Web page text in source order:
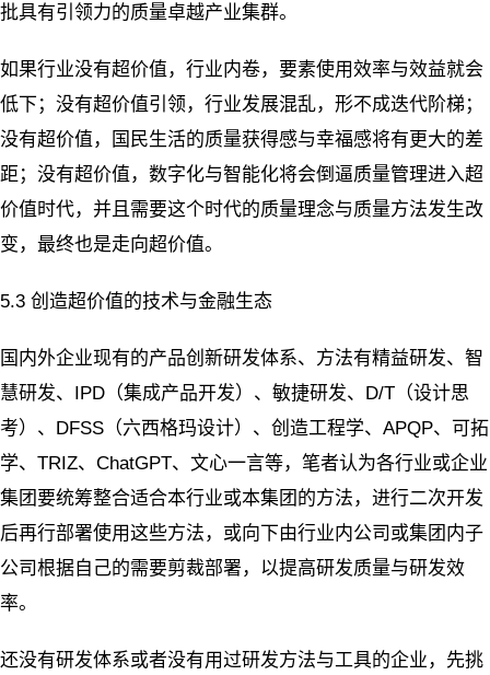
批具有引领力的质量卓越产业集群。
如果行业没有超价值，行业内卷，要素使用效率与效益就会
低下；没有超价值引领，行业发展混乱，形不成迭代阶梯；
没有超价值，国民生活的质量获得感与幸福感将有更大的差
距；没有超价值，数字化与智能化将会倒逼质量管理进入超
价值时代，并且需要这个时代的质量理念与质量方法发生改
变，最终也是走向超价值。
5.3 创造超价值的技术与金融生态
国内外企业现有的产品创新研发体系、方法有精益研发、智
慧研发、IPD（集成产品开发）、敏捷研发、D/T（设计思
考）、DFSS（六西格玛设计）、创造工程学、APQP、可拓
学、TRIZ、ChatGPT、文心一言等，笔者认为各行业或企业
集团要统筹整合适合本行业或本集团的方法，进行二次开发
后再行部署使用这些方法，或向下由行业内公司或集团内子
公司根据自己的需要剪裁部署，以提高研发质量与研发效
率。
还没有研发体系或者没有用过研发方法与工具的企业，先挑